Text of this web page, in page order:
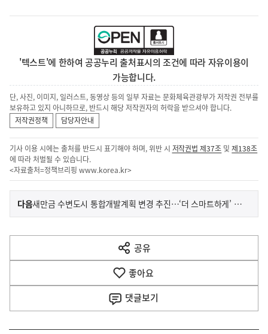
'텍스트'에 한하여 공공누리 출처표시의 조건에 따라 자유이용이
가능합니다.
단, 사진, 이미지, 일러스트, 동영상 등의 일부 자료는 문화체육관광부가 저작권 전부를
보유하고 있지 아니하므로, 반드시 해당 저작권자의 허락을 받으셔야 합니다.
저작권정책
담당자안내
기사 이용 시에는 출처를 반드시 표기해야 하며, 위반 시 저작권법 제37조 및제138조
에 따라 처벌될 수 있습니다.
<자료출처=정책브리핑 www.korea.kr>
이
전
다
음
다음기
새만금 수변도시 통합개발계획 변경 추진…‘더 스마트하게’ #민생토론 후속조치
공유
열
기
좋아요
댓글보기